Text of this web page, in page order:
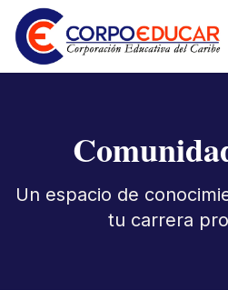
Un espacio de
tu carrera